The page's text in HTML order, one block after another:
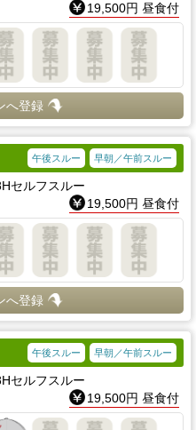
19,500円 昼食付
へ登録
早朝／午前スルー
午後スルー
セルフスルー
19,500円 昼食付
へ登録
早朝／午前スルー
午後スルー
セルフスルー
19,500円 昼食付